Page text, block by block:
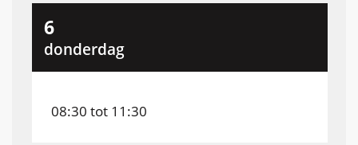
donderdag
6
augustus
2026
08:30 tot 11:30